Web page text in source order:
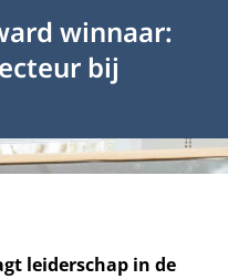
winnaar:
bij
leiderschap in de